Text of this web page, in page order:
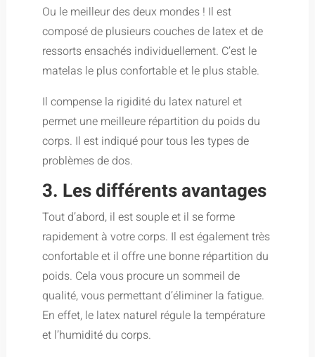
Ou le meilleur des deux mondes ! Il est
composé de plusieurs couches de latex et de
ressorts ensachés individuellement. C’est le
matelas le plus confortable et le plus stable.
Il compense la rigidité du latex naturel et
permet une meilleure répartition du poids du
corps. Il est indiqué pour tous les types de
problèmes de dos.
3. Les différents avantages
Tout d’abord, il est souple et il se forme
rapidement à votre corps. Il est également très
confortable et il offre une bonne répartition du
poids. Cela vous procure un sommeil de
qualité, vous permettant d’éliminer la fatigue.
En effet, le latex naturel régule la température
et l’humidité du corps.